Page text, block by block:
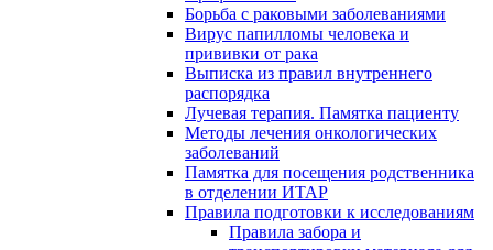
Борьба с раковыми заболеваниями
Вирус папилломы человека и
прививки от рака
Выписка из правил внутреннего
распорядка
Лучевая терапия. Памятка пациенту
Методы лечения онкологических
заболеваний
Памятка для посещения родственника
в отделении ИТАР
Правила подготовки к исследованиям
Правила забора и